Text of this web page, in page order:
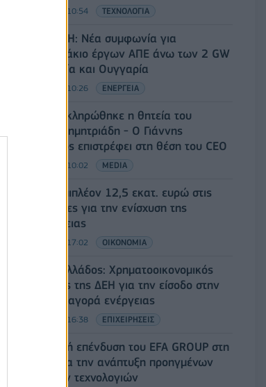
08/08/2026 - 10:54 ΤΕΧΝΟΛΟΓΙΑ
Όμιλος ΔΕΗ: Νέα συμφωνία για
χαρτοφυλάκιο έργων ΑΠΕ άνω των 2 GW
σε Πολωνία και Ουγγαρία
08/08/2026 - 10:26 ΕΝΕΡΓΕΙΑ
ΣΚΑΪ: Ολοκληρώθηκε η θητεία του
Γρηγόρη Δημητριάδη - Ο Γιάννης
Αλαφούζος επιστρέφει στη θέση του CEO
08/08/2026 - 10:02 MEDIA
ΥΠΑΑΤ: Επιπλέον 12,5 εκατ. ευρώ στις
Περιφέρειες για την ενίσχυση της
βιοασφάλειας
07/08/2026 - 17:02 ΟΙΚΟΝΟΜΙΑ
Deloitte Ελλάδος: Χρηματοοικονομικός
σύμβουλος της ΔΕΗ για την είσοδο στην
πολωνική αγορά ενέργειας
07/08/2026 - 16:38 ΕΠΙΧΕΙΡΗΣΕΙΣ
Στρατηγική επένδυση του EFA GROUP στη
Fractal για την ανάπτυξη προηγμένων
αμυντικών τεχνολογιών